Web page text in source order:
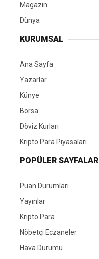
Magazin
Dünya
KURUMSAL
Ana Sayfa
Yazarlar
Künye
Borsa
Döviz Kurları
Kripto Para Piyasaları
POPÜLER SAYFALAR
Puan Durumları
Yayınlar
Kripto Para
Nöbetçi Eczaneler
Hava Durumu